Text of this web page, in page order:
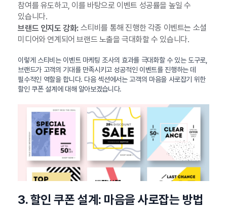
참여를 유도하고, 이를 바탕으로 이벤트 성공률을 높일 수
있습니다.
브랜드 인지도 강화:스티비를 통해 진행한 각종 이벤트는 소셜
미디어와 연계되어 브랜드 노출을 극대화할 수 있습니다.
이렇게 스티비는 이벤트 마케팅 조사의 효과를 극대화할 수 있는 도구로,
브랜드가 고객의 기대를 만족시키고 성공적인 이벤트를 진행하는 데
필수적인 역할을 합니다. 다음 섹션에서는 고객의 마음을 사로잡기 위한
할인 쿠폰 설계에 대해 알아보겠습니다.
3. 할인 쿠폰 설계: 마음을 사로잡는 방법